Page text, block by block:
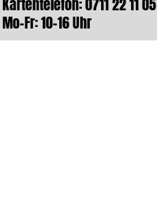
Kartentelefon: 0711 22 11 05
Mo-Fr: 10-16 Uhr